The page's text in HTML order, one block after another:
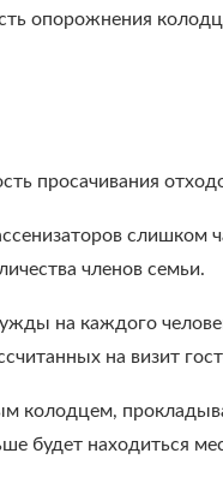
опорожнения
просачивания
слишком
членов семьи.
на каждого
на визит
колодцем,
будет находиться